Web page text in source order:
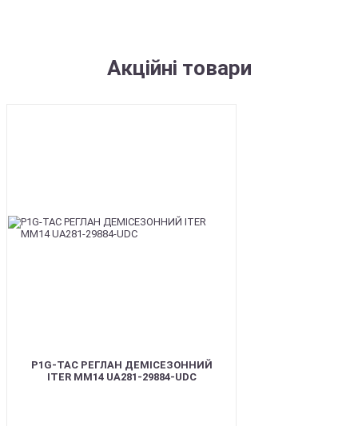
Акційні товари
P1G-TAC РЕГЛАН ДЕМІСЕЗОННИЙ
ITER ММ14 UA281-29884-UDC